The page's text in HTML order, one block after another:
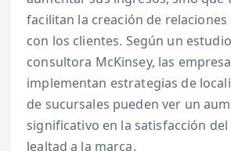
facilitan la creación de relaciones
con los clientes. Según un
consultora McKinsey, las
implementan estrategias de
de sucursales pueden ver un
significativo en la satisfacción del
lealtad a la marca.